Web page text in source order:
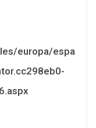
europa/espa